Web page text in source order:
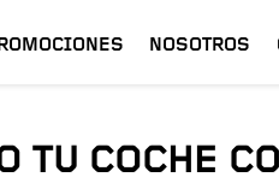
NOSOTROS
TU COCHE